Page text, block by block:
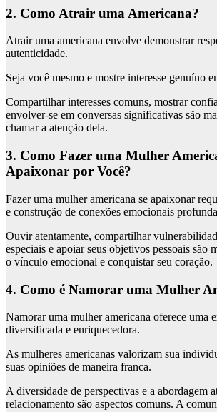
2. Como Atrair uma Americana?
Atrair uma americana envolve demonstrar
autenticidade.
Seja você mesmo e mostre interesse genuíno
Compartilhar interesses comuns, mostrar
envolver-se em conversas significativas são
chamar a atenção dela.
3. Como Fazer uma Mulher
Apaixonar por Você?
Fazer uma mulher americana se apaixonar
e construção de conexões emocionais
Ouvir atentamente, compartilhar
especiais e apoiar seus objetivos pessoais são
o vínculo emocional e conquistar seu coração.
4. Como é Namorar uma Mulher
Namorar uma mulher americana oferece uma
diversificada e enriquecedora.
As mulheres americanas valorizam sua
suas opiniões de maneira franca.
A diversidade de perspectivas e a abordagem
relacionamento são aspectos comuns. A